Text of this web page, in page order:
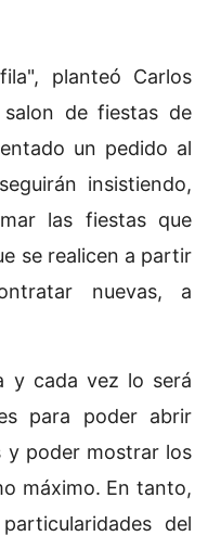
planteó Carlos
de fiestas de
un pedido al
insistiendo,
las fiestas que
se realicen a partir
nuevas, a
y cada vez lo será
para poder abrir
y poder mostrar los
máximo. En tanto,
del